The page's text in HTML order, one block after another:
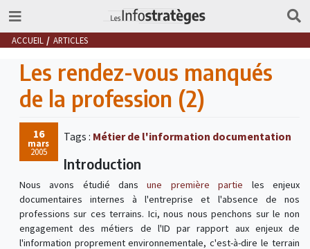
ACCUEIL ARTICLES
Les rendez-vous manqués
de la profession (2)
16
mars
2005
Tags : Métier de l'information documentation
Introduction
Nous avons étudié dansune première partie les enjeux
documentaires internes à l'entreprise et l'absence de nos
professions sur ces terrains. Ici, nous nous penchons sur le non
engagement des métiers de l'ID par rapport aux enjeux de
l'information proprement environnementale, c'est-à-dire le terrain